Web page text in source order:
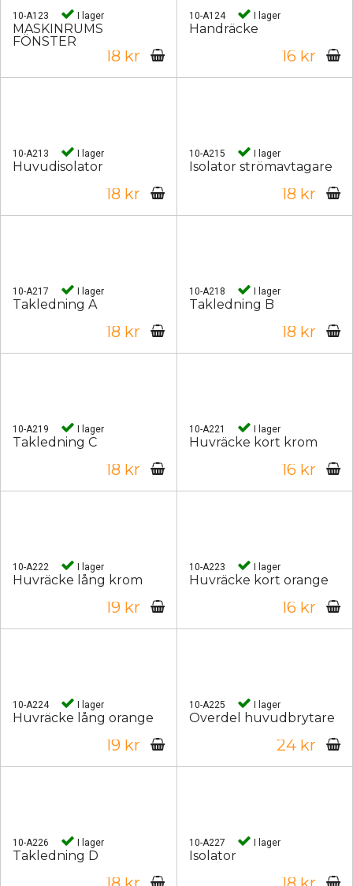
10-A123 I lager
MASKINRUMS
FÖNSTER
18 kr
10-A124 I lager
Handräcke
16 kr
10-A213 I lager
Huvudisolator
18 kr
10-A215 I lager
Isolator strömavtagare
18 kr
10-A217 I lager
Takledning A
18 kr
10-A218 I lager
Takledning B
18 kr
10-A219 I lager
Takledning C
18 kr
10-A221 I lager
Huvräcke kort krom
16 kr
10-A222 I lager
Huvräcke lång krom
19 kr
10-A223 I lager
Huvräcke kort orange
16 kr
10-A224 I lager
Huvräcke lång orange
19 kr
10-A225 I lager
Överdel huvudbrytare
24 kr
10-A226 I lager
Takledning D
10-A227 I lager
Isolator